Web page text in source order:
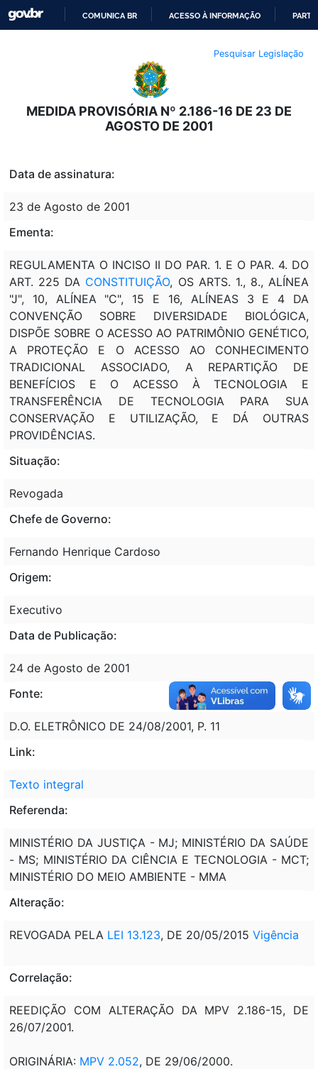
O
CONTEÚDO
COMUNICA BR ACESSO À INFORMAÇÃO
Pesquisar Legislação
MEDIDA PROVISÓRIA Nº 2.186-16 DE 23 DE
AGOSTO DE 2001
Data de assinatura:
23 de Agosto de 2001
Ementa:
REGULAMENTA O INCISO II DO PAR. 1. E O PAR. 4. DO
ART. 225 DA CONSTITUIÇÃO, OS ARTS. 1., 8., ALÍNEA
"J", 10, ALÍNEA "C", 15 E 16, ALÍNEAS 3 E 4 DA
CONVENÇÃO SOBRE DIVERSIDADE BIOLÓGICA,
DISPÕE SOBRE O ACESSO AO PATRIMÔNIO GENÉTICO,
A PROTEÇÃO E O ACESSO AO CONHECIMENTO
TRADICIONAL ASSOCIADO, A REPARTIÇÃO DE
BENEFÍCIOS E O ACESSO À TECNOLOGIA E
TRANSFERÊNCIA DE TECNOLOGIA PARA SUA
CONSERVAÇÃO E UTILIZAÇÃO, E DÁ OUTRAS
PROVIDÊNCIAS.
Situação:
Revogada
Chefe de Governo:
Fernando Henrique Cardoso
Origem:
Executivo
Data de Publicação:
24 de Agosto de 2001
Fonte:
D.O. ELETRÔNICO DE 24/08/2001, P. 11
Link:
Texto integral
Referenda:
MINISTÉRIO DA JUSTIÇA - MJ; MINISTÉRIO DA SAÚDE
- MS; MINISTÉRIO DA CIÊNCIA E TECNOLOGIA - MCT;
MINISTÉRIO DO MEIO AMBIENTE - MMA
Alteração:
REVOGADA PELA LEI 13.123, DE 20/05/2015 Vigência
Correlação:
REEDIÇÃO COM ALTERAÇÃO DA MPV 2.186-15, DE
26/07/2001.
ORIGINÁRIA: MPV 2.052, DE 29/06/2000.